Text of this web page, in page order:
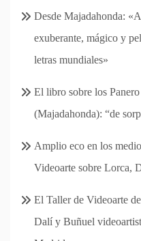
Desde Majadahonda:
exuberante, mágico y
letras mundiales»
El libro sobre los
(Majadahonda): “de
Amplio eco en los
Videoarte sobre Lorca,
El Taller de Videoarte
Dalí y Buñuel